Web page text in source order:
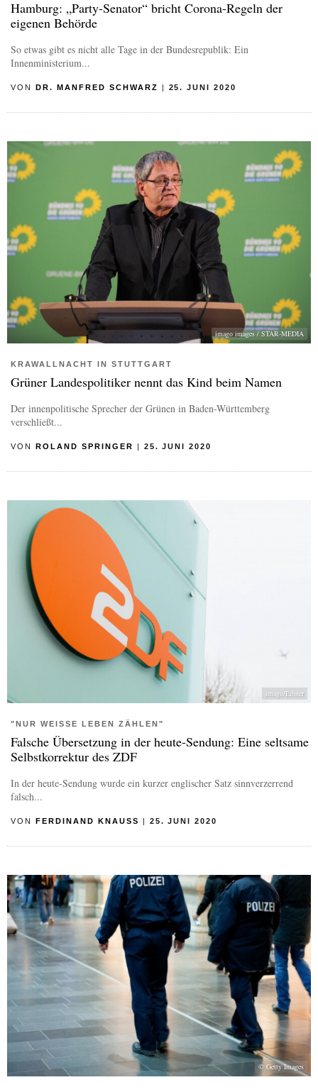
Hamburg: „Party-Senator“ bricht Corona-Regeln der
eigenen Behörde
So etwas gibt es nicht alle Tage in der Bundesrepublik: Ein
Innenministerium...
VON DR. MANFRED SCHWARZ | 25. JUNI 2020
imago images / STAR-MEDIA
KRAWALLNACHT IN STUTTGART
Grüner Landespolitiker nennt das Kind beim Namen
Der innenpolitische Sprecher der Grünen in Baden-Württemberg
verschließt...
VON ROLAND SPRINGER 25. JUNI 2020
imago/Eibner
"NUR WEISSE LEBEN ZÄHLEN"
Falsche Übersetzung in der heute-Sendung: Eine seltsame
Selbstkorrektur des ZDF
In der heute-Sendung wurde ein kurzer englischer Satz sinnverzerrend
falsch...
VON FERDINAND KNAUSS | 25. JUNI 2020
© Getty Images